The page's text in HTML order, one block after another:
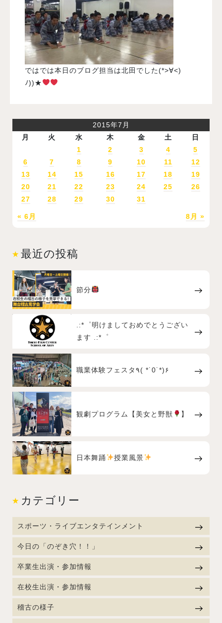
ではでは本日のブログ担当は北田でした(*>∀<)
ﾉ))★
2015年7月
月
火 水 木 金 土 日
« 6月 8月 »
1 2 3 4
5
6
7 8 9 10 11
12
13
14 15 16 17 18
19
20
21 22 23 24 25
26
27
28 29 30 31
最近の投稿
節分
.:*゜明けましておめでとうござい
ます .:*゜
職業体験フェスタ٩( *˙0˙*)۶
観劇プログラム【美女と野獣 】
日本舞踊 授業風景
カテゴリー
スポーツ・ライブエンタテインメント
今日の「のぞき穴！！」
卒業生出演・参加情報
在校生出演・参加情報
稽古の様子